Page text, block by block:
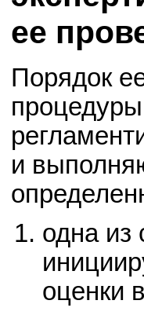
ее
Порядок
процедуры
и
одна из
оценки